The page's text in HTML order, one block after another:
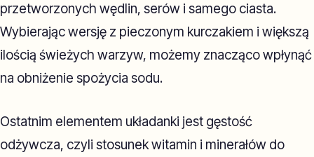
przetworzonych wędlin, serów i samego ciasta.
Wybierając wersję z pieczonym kurczakiem i większą
ilością świeżych warzyw, możemy znacząco wpłynąć
na obniżenie spożycia sodu.
Ostatnim elementem układanki jest gęstość
odżywcza, czyli stosunek witamin i minerałów do